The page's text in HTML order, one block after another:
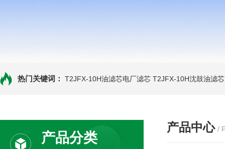
热门关键词： T2JFX-10H油滤芯电厂滤芯 T2JFX-10H沈鼓油滤芯
产品分类
产品中心 /